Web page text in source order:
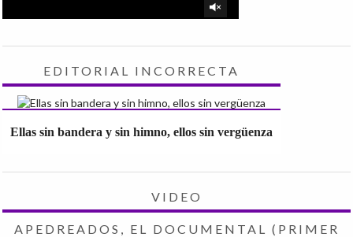
EDITORIAL INCORRECTA
Ellas sin bandera y sin himno, ellos sin vergüenza
VIDEO
APEDREADOS, EL DOCUMENTAL (PRIMER